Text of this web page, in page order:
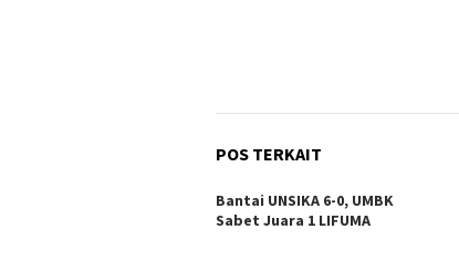
POS TERKAIT
Bantai UNSIKA 6-0, UMBK
Sabet Juara 1 LIFUMA